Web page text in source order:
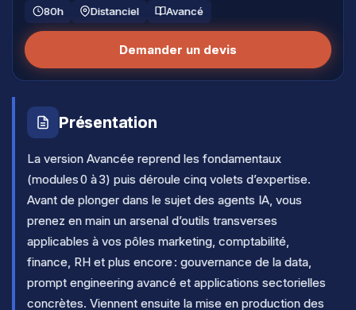
80h Distanciel Avancé
Demander un devis
Présentation
La version Avancée reprend les fondamentaux
(modules 0 à 3) puis déroule cinq volets d’expertise.
Avant de plonger dans le sujet des agents IA, vous
prenez en main un arsenal d’outils transverses
applicables à vos pôles marketing, comptabilité,
finance, RH et plus encore : gouvernance de la data,
prompt engineering avancé et applications sectorielles
concrètes. Viennent ensuite la mise en production des